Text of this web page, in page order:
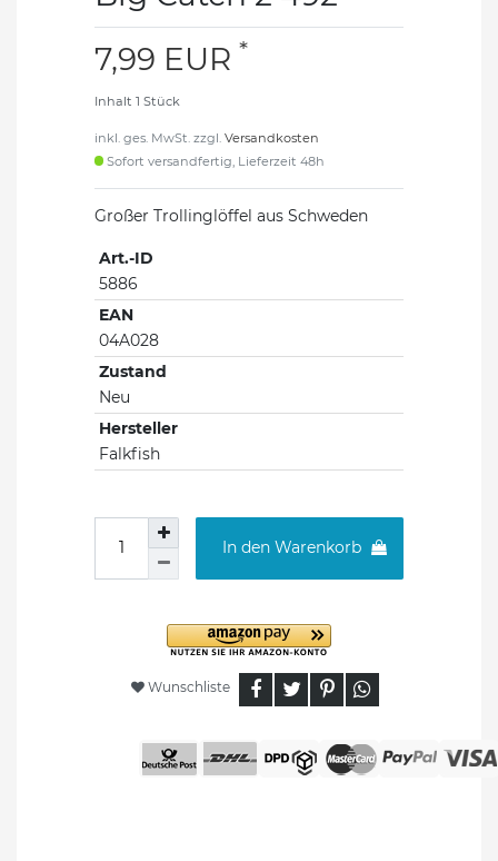
7,99 EUR *
Inhalt 1 Stück
inkl. ges. MwSt. zzgl. Versandkosten
Sofort versandfertig, Lieferzeit 48h
Großer Trollinglöffel aus Schweden
Art.-ID
5886
EAN
04A028
Zustand
Neu
Hersteller
Falkfish
In den Warenkorb
Wunschliste